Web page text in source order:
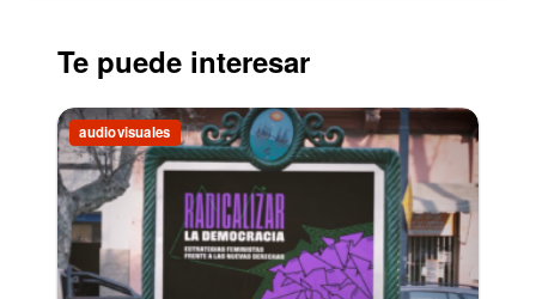
Te puede interesar
audiovisuales